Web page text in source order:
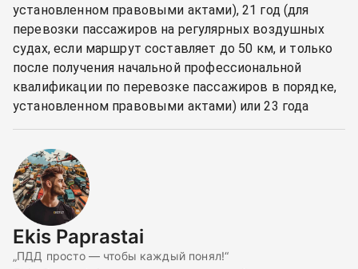
установленном правовыми актами), 21 год (для
перевозки пассажиров на регулярных воздушных
судах, если маршрут составляет до 50 км, и только
после получения начальной профессиональной
квалификации по перевозке пассажиров в порядке,
установленном правовыми актами) или 23 года
Ekis Paprastai
„ПДД просто — чтобы каждый понял!“